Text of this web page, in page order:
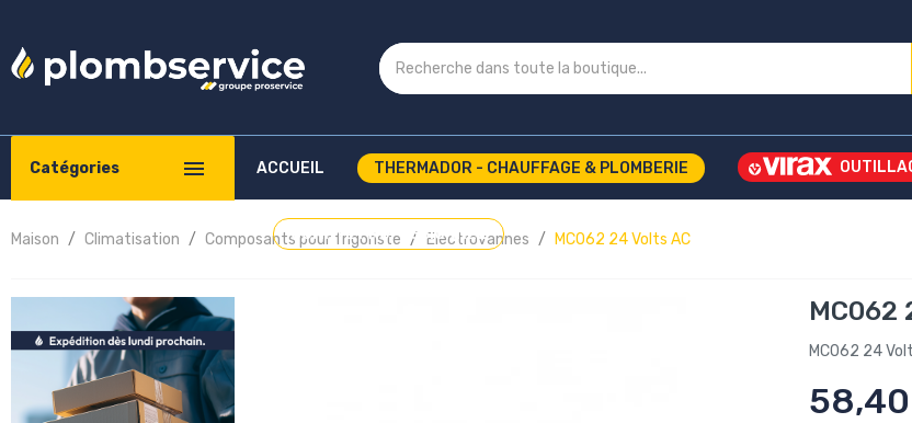
Catégories ACCUEIL THERMADOR - CHAUFFAGE & PLOMBERIE
COMPTE PROFESSIONNEL
Maison Climatisation Composants pour frigoriste Electrovannes MC062 24 Volts AC
MC062
MC062 24